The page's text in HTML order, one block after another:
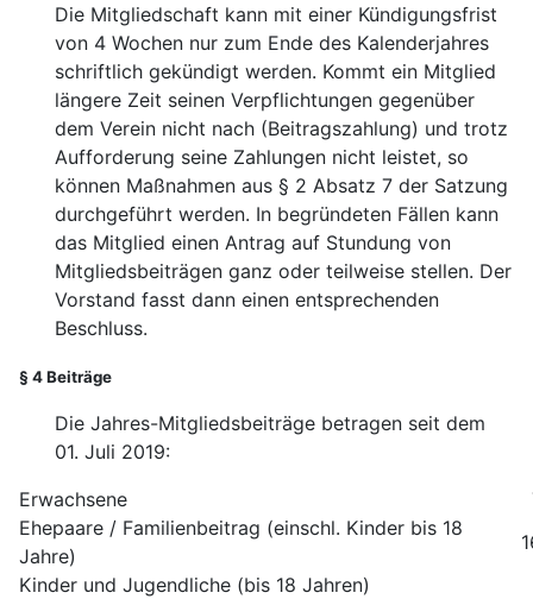
Die Mitgliedschaft kann mit einer Kündigungsfrist
von 4 Wochen nur zum Ende des Kalenderjahres
schriftlich gekündigt werden. Kommt ein Mitglied
längere Zeit seinen Verpflichtungen gegenüber
dem Verein nicht nach (Beitragszahlung) und trotz
Aufforderung seine Zahlungen nicht leistet, so
können Maßnahmen aus § 2 Absatz 7 der Satzung
durchgeführt werden. In begründeten Fällen kann
das Mitglied einen Antrag auf Stundung von
Mitgliedsbeiträgen ganz oder teilweise stellen. Der
Vorstand fasst dann einen entsprechenden
Beschluss.
§ 4 Beiträge
Die Jahres-Mitgliedsbeiträge betragen seit dem
01. Juli 2019:
Erwachsene
Ehepaare / Familienbeitrag (einschl. Kinder bis 18
Jahre)
Kinder und Jugendliche (bis 18 Jahren)